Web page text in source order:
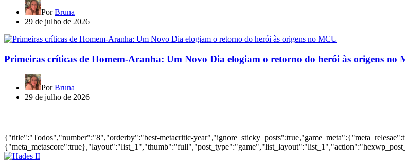
PorBruna
29 de julho de 2026
Primeiras críticas de Homem-Aranha: Um Novo Dia elogiam o retorno do herói às origens no
PorBruna
29 de julho de 2026
{"title":"Todos","number":"8","orderby":"best-metacritic-